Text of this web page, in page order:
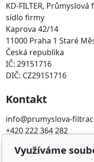
KD-FILTER, Průmyslová
sídlo firmy
Kaprova 42/14
11000 Praha 1 Staré
Česká republika
IČ: 29151716
DIČ: CZ29151716
Kontakt
info@prumyslova-
+420 222 364 282
Oblíbené odkazy
Využíváme